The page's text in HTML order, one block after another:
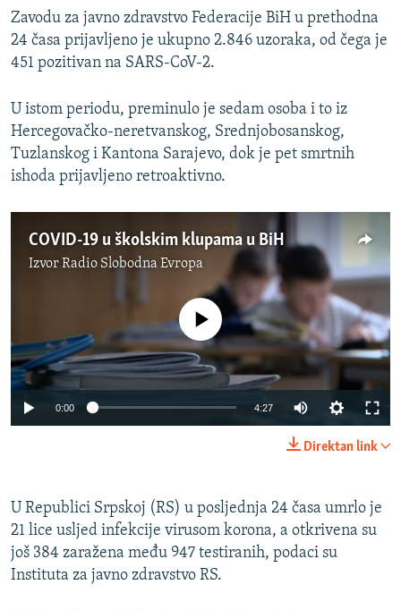
TRI DECENIJE OD RATA U BIH
SVE KARTE DEJTONA
Zavodu za javno zdravstvo Federacije BiH u prethodna
24 časa prijavljeno je ukupno 2.846 uzoraka, od čega je
451 pozitivan na SARS-CoV-2.
U istom periodu, preminulo je sedam osoba i to iz
Hercegovačko-neretvanskog, Srednjobosanskog,
Tuzlanskog i Kantona Sarajevo, dok je pet smrtnih
ishoda prijavljeno retroaktivno.
COVID-19 u školskim klupama u BiH
IzvorRadio Slobodna Evropa
No media source currently available
0:00 4:27
Direktan link
U Republici Srpskoj (RS) u posljednja 24 časa umrlo je
21 lice usljed infekcije virusom korona, a otkrivena su
još 384 zaražena među 947 testiranih, podaci su
Instituta za javno zdravstvo RS.